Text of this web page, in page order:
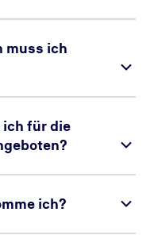
muss ich
ich für die
ich?